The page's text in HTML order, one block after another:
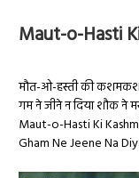
Maut-o-Hasti
मौत-ओ-हस्ती की कशमकश
गम ने जीने न दिया शौक ने
Maut-o-Hasti Ki
Gham Ne Jeene Na